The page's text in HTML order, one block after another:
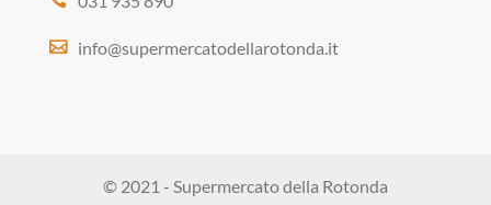
info@supermercatodellarotonda.it
© 2021 - Supermercato della Rotonda